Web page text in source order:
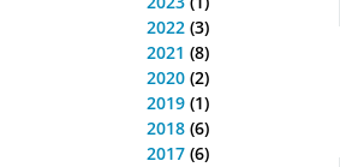
2022 (3)
2021 (8)
2020 (2)
2019 (1)
2018 (6)
2017 (6)